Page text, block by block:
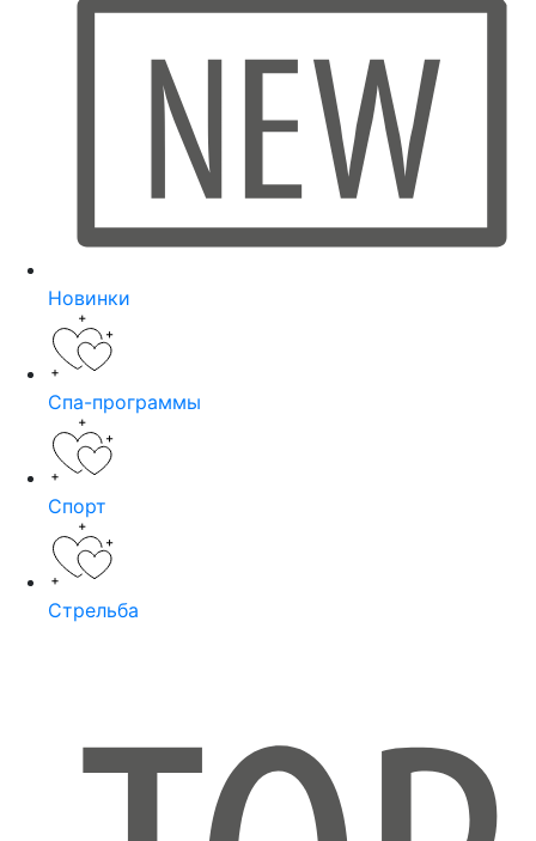
Новинки
Спа-программы
Спорт
Стрельба